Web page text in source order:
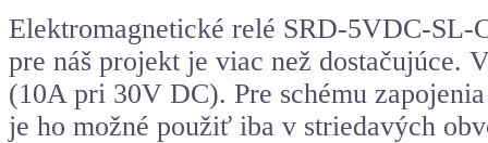
Elektromagnetické relé SRD-5VDC-
pre náš projekt je viac než dostačujúce.
(10A pri 30V DC). Pre schému
je ho možné použiť iba v striedavých